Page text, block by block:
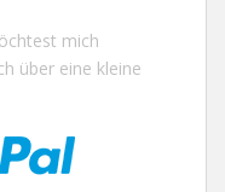
mich
über eine kleine